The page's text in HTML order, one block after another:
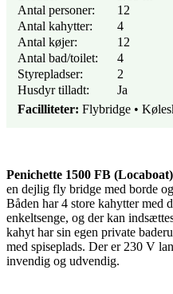
Antal personer:
12
Antal kahytter:
4
Antal køjer:
12
Antal bad/toilet:
4
Styrepladser:
2
Husdyr tilladt:
Ja
Facilliteter: Flybridge •
Penichette 1500 FB (Locaboat)
en dejlig fly bridge med borde
Båden har 4 store kahytter med
enkeltsenge, og der kan
kahyt har sin egen private
med spiseplads. Der er 230 V
invendig og udvendig.